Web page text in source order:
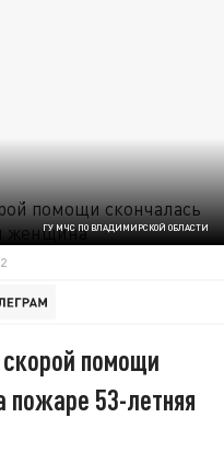
ГУ МЧС ПО ВЛАДИМИРСКОЙ ОБЛАСТИ
помощи
пожаре 53-летняя